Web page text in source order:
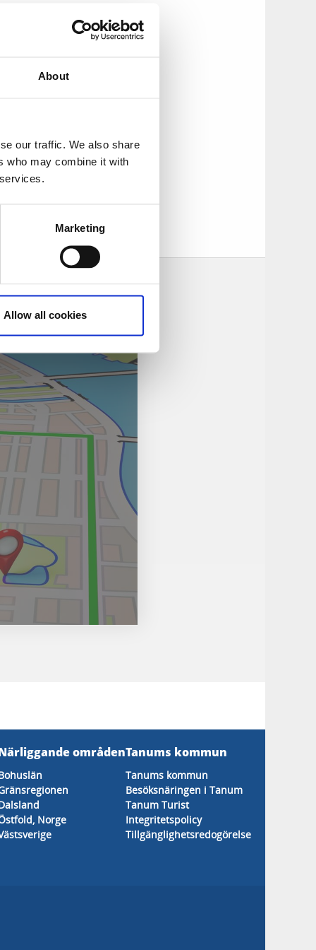
About
our traffic. We also share
who may combine it with
Marketing
Allow all cookies
och ät gott i en
buffé
så kommer du
listor, eller
backpacker
områden
Norge
Tanums kommun
Tanums kommun
Besöksnäringen i Tanum
Tanum Turist
Integritetspolicy
Tillgänglighetsredogörelse